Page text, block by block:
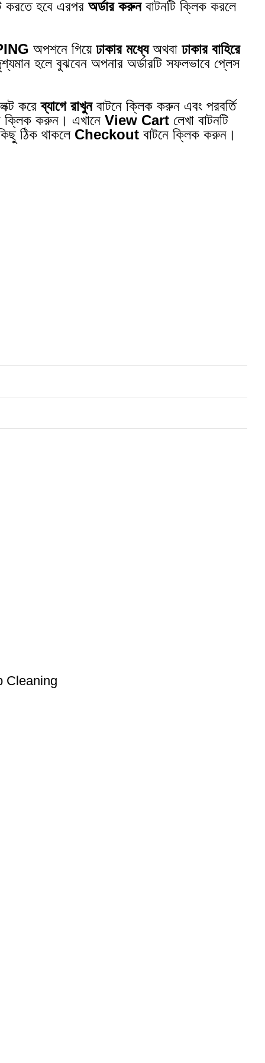
করতে হবে এরপরঅর্ডার করুনবাটনটি ক্লিক করলে
অপশনে গিয়েঢাকার মধ্যেঅথবাঢাকার বাহিরে
হলে বুঝবেন অপনার অর্ডারটি সফলভাবে প্লেস
করেব্যাগে রাখুনবাটনে ক্লিক করুন এবং পরবর্তি
ক্লিক করুন। এখানেView Cart লেখা বাটনটি
ঠিক থাকলে Checkout বাটনে ক্লিক করুন।
Cleaning